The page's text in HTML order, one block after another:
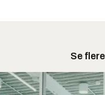
Se